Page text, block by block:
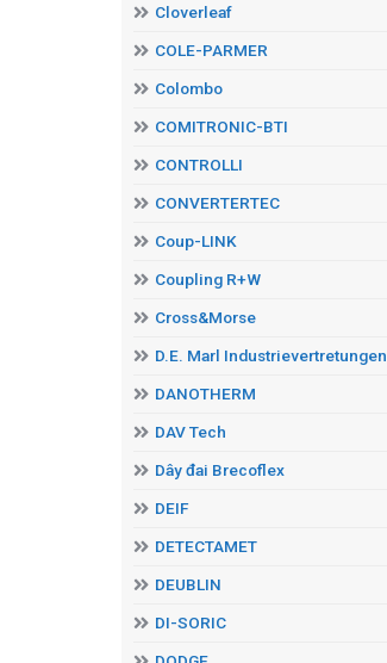
Cloverleaf
COLE-PARMER
Colombo
COMITRONIC-BTI
CONTROLLI
CONVERTERTEC
Coup-LINK
Coupling R+W
Cross&Morse
D.E. Marl Industrievertretungen
DANOTHERM
DAV Tech
Dây đai Brecoflex
DEIF
DETECTAMET
DEUBLIN
DI-SORIC